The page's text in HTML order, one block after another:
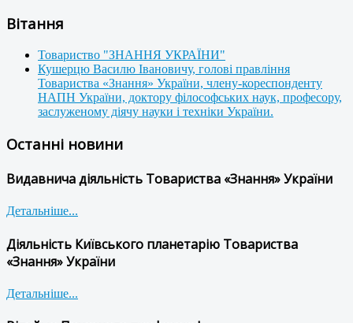
Вітання
Товариство "ЗНАННЯ УКРАЇНИ"
Кушерцю Василю Івановичу, голові правління
Товариства «Знання» України, члену-кореспонденту
НАПН України, доктору філософських наук, професору,
заслуженому діячу науки і техніки України.
Останні новини
Видавнича діяльність Товариства «Знання» України
Детальніше...
Діяльність Київського планетарію Товариства
«Знання» України
Детальніше...